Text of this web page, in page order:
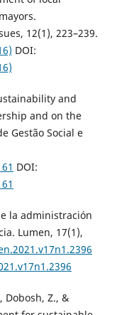
12(1), 223–239.
DOI:
and
and on the
Gestão Social e
DOI:
la administración
Lumen, 17(1),
Dobosh, Z., &